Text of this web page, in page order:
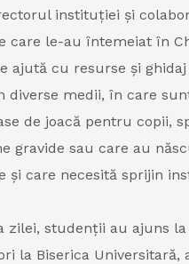
instituției și
care le-au întemeiat în
ajută cu resurse și
medii, în care
de joacă pentru copii,
gravide sau care au
și care necesită sprijin
zilei, studenții au ajuns
la Biserica